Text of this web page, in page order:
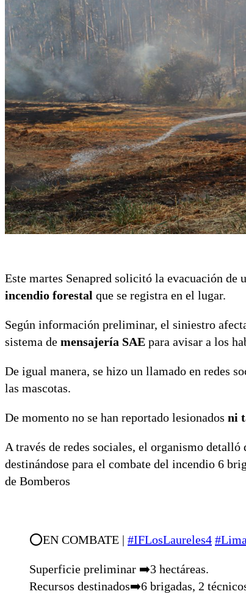
Este martes Senapred solicitó la evacuación de
incendio forestal que se registra en el lugar.
Según información preliminar, el siniestro
sistema de mensajería SAE para avisar a los
De igual manera, se hizo un llamado en redes
las mascotas.
De momento no se han reportado lesionados ni
A través de redes sociales, el organismo
destinándose para el combate del incendio 6
de Bomberos
⭕️EN COMBATE | #IFLosLaureles4
Superficie preliminar ➡️3 hectáreas.
Recursos destinados➡️6 brigadas, 2